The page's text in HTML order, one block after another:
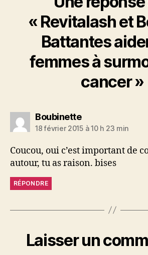
« Revitalash et
Battantes
femmes à
cancer »
Boubinettedit :
18 février 2015 à 10 h 23 min
Coucou, oui c’est important de
autour, tu as raison. bises
RÉPONDRE
Laisser un